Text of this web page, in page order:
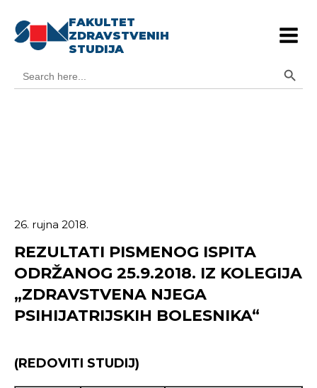
FAKULTET
ZDRAVSTVENIH
STUDIJA
for:
26. rujna 2018.
REZULTATI PISMENOG ISPITA
ODRŽANOG 25.9.2018. IZ KOLEGIJA
„ZDRAVSTVENA NJEGA
PSIHIJATRIJSKIH BOLESNIKA“
(REDOVITI STUDIJ)